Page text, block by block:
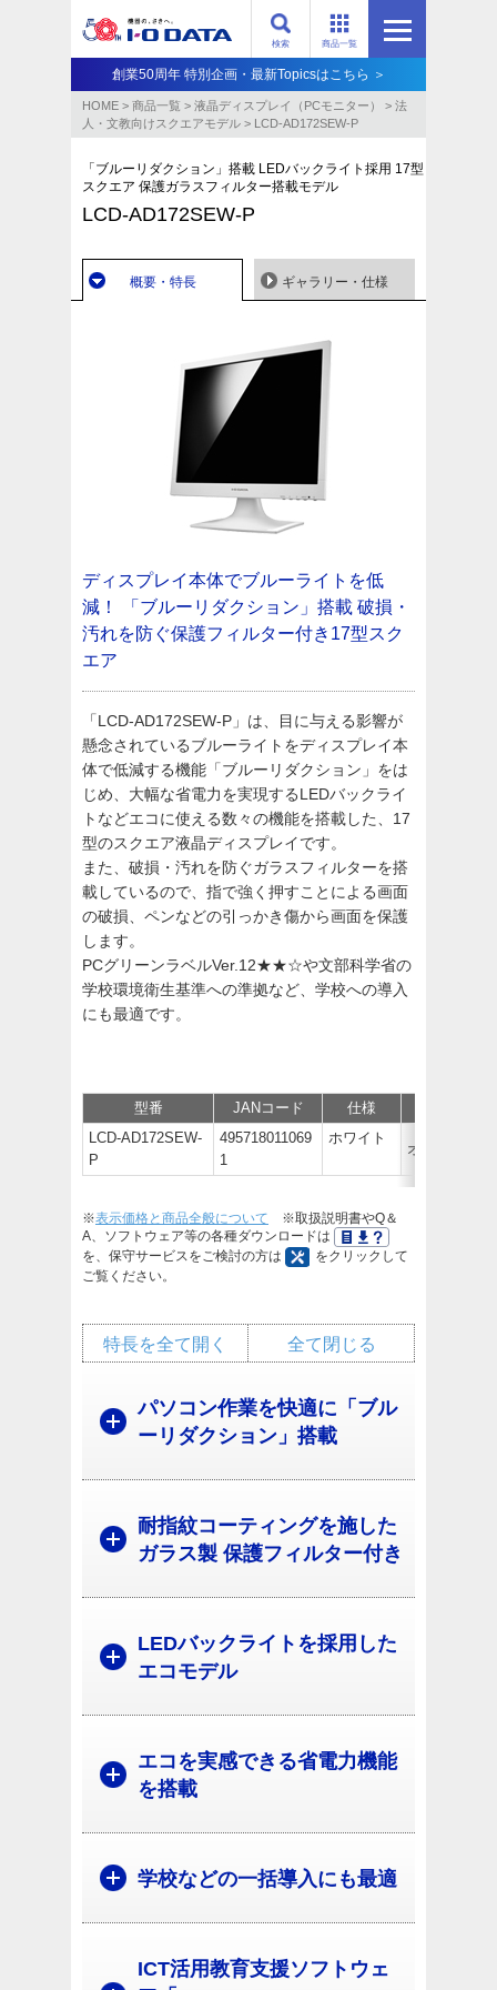
商品一覧
検索
創業50周年 特別企画・最新Topicsはこちら ＞
HOME > 商品一覧 > 液晶ディスプレイ（PCモニター） > 法
人・文教向けスクエアモデル > LCD-AD172SEW-P
「ブルーリダクション」搭載 LEDバックライト採用 17型
スクエア 保護ガラスフィルター搭載モデル
LCD-AD172SEW-P
概要・特長 ギャラリー・仕様
ディスプレイ本体でブルーライトを低
減！
「ブルーリダクション」搭載 破損・
汚れを防ぐ保護フィルター付き17型スク
エア
「LCD-AD172SEW-P」は、目に与える影響が
懸念されているブルーライトをディスプレイ本
体で低減する機能「ブルーリダクション」をは
じめ、大幅な省電力を実現するLEDバックライ
トなどエコに使える数々の機能を搭載した、17
型のスクエア液晶ディスプレイです。
また、破損・汚れを防ぐガラスフィルターを搭
載しているので、指で強く押すことによる画面
の破損、ペンなどの引っかき傷から画面を保護
します。
PCグリーンラベルVer.12★★☆や文部科学省の
学校環境衛生基準への準拠など、学校への導入
にも最適です。
型番 JANコード 仕様
LCD-AD172SEW-
P
495718011069
1
ホワイト
オープン価
※表示価格と商品全般について ※取扱説明書やQ＆
A、ソフトウェア等の各種ダウンロードは
を、保守サービスをご検討の方は
をクリックして
ご覧ください。
全て閉じる
特長を全て開く
パソコン作業を快適に「ブル
ーリダクション」搭載
耐指紋コーティングを施した
ガラス製 保護フィルター付き
LEDバックライトを採用した
エコモデル
エコを実感できる省電力機能
を搭載
学校などの一括導入にも最適
ICT活用教育支援ソフトウェ